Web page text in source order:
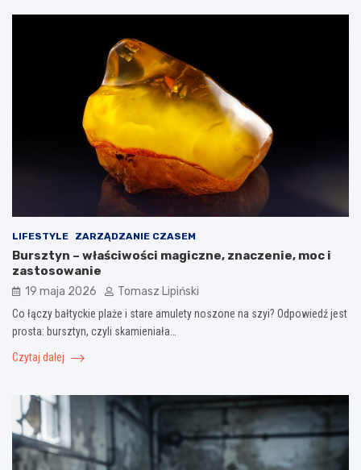
LIFESTYLE ZARZĄDZANIE CZASEM
Bursztyn – właściwości magiczne, znaczenie, moc i
zastosowanie
19 maja 2026 Tomasz Lipiński
Co łączy bałtyckie plaże i stare amulety noszone na szyi? Odpowiedź jest
prosta: bursztyn, czyli skamieniała…
Czytaj dalej